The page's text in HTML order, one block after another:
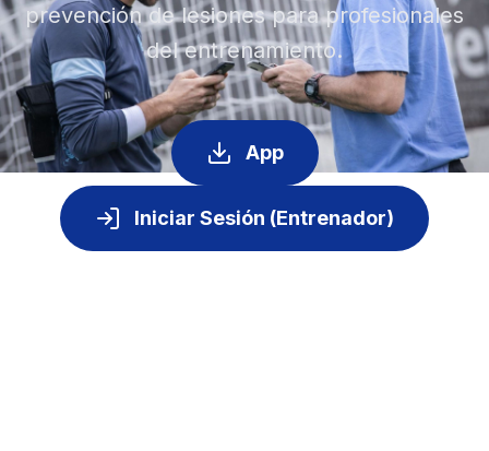
prevención de lesiones para profesionales
del entrenamiento.
App
Iniciar Sesión (Entrenador)